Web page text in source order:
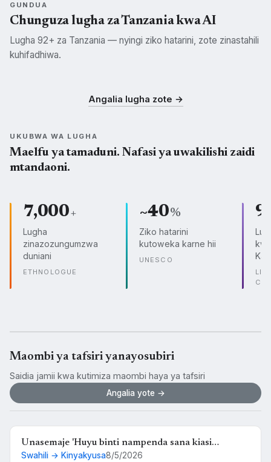
GUNDUA
Chunguza lugha za Tanzania kwa AI
Lugha 92+ za Tanzania — nyingi ziko hatarini, zote zinastahili
kuhifadhiwa.
Swahili
Angalia lugha zote →
UKUBWA WA LUGHA
Maelfu ya tamaduni. Nafasi ya uwakilishi zaidi
mtandaoni.
7,000+
Lugha
zinazozungumzwa
duniani
ETHNOLOGUE
~40%
Ziko hatarini
kutoweka karne hii
UNESCO
Maombi ya tafsiri yanayosubiri
Saidia jamii kwa kutimiza maombi haya ya tafsiri
Angalia yote →
Unasemaje 'Huyu binti nampenda sana kiasi
kwamba nikimuona tu nahisi kuchanganyikiwa' kwa
Swahili → Kinyakyusa8/5/2026